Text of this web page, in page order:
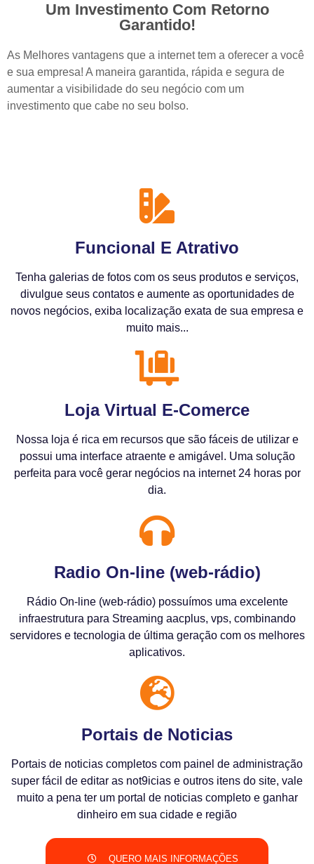
Um Investimento Com Retorno
Garantido!
As Melhores vantagens que a internet tem a oferecer a você
e sua empresa! A maneira garantida, rápida e segura de
aumentar a visibilidade do seu negócio com um
investimento que cabe no seu bolso.
Funcional E Atrativo
Tenha galerias de fotos com os seus produtos e serviços,
divulgue seus contatos e aumente as oportunidades de
novos negócios, exiba localização exata de sua empresa e
muito mais...
Loja Virtual E-Comerce
Nossa loja é rica em recursos que são fáceis de utilizar e
possui uma interface atraente e amigável. Uma solução
perfeita para você gerar negócios na internet 24 horas por
dia.
Radio On-line (web-rádio)
Rádio On-line (web-rádio) possuímos uma excelente
infraestrutura para Streaming aacplus, vps, combinando
servidores e tecnologia de última geração com os melhores
aplicativos.
Portais de Noticias
Portais de noticias completos com painel de administração
super fácil de editar as not9icias e outros itens do site, vale
muito a pena ter um portal de noticias completo e ganhar
dinheiro em sua cidade e região
QUERO MAIS INFORMAÇÕES